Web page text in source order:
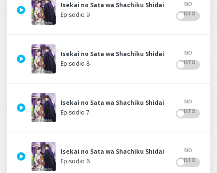
Isekai no Sata wa Shachiku Shidai
Episodio 9
NO
VISTO
Isekai no Sata wa Shachiku Shidai
Episodio 8
NO
VISTO
Isekai no Sata wa Shachiku Shidai
Episodio 7
NO
VISTO
Isekai no Sata wa Shachiku Shidai
Episodio 6
NO
VISTO